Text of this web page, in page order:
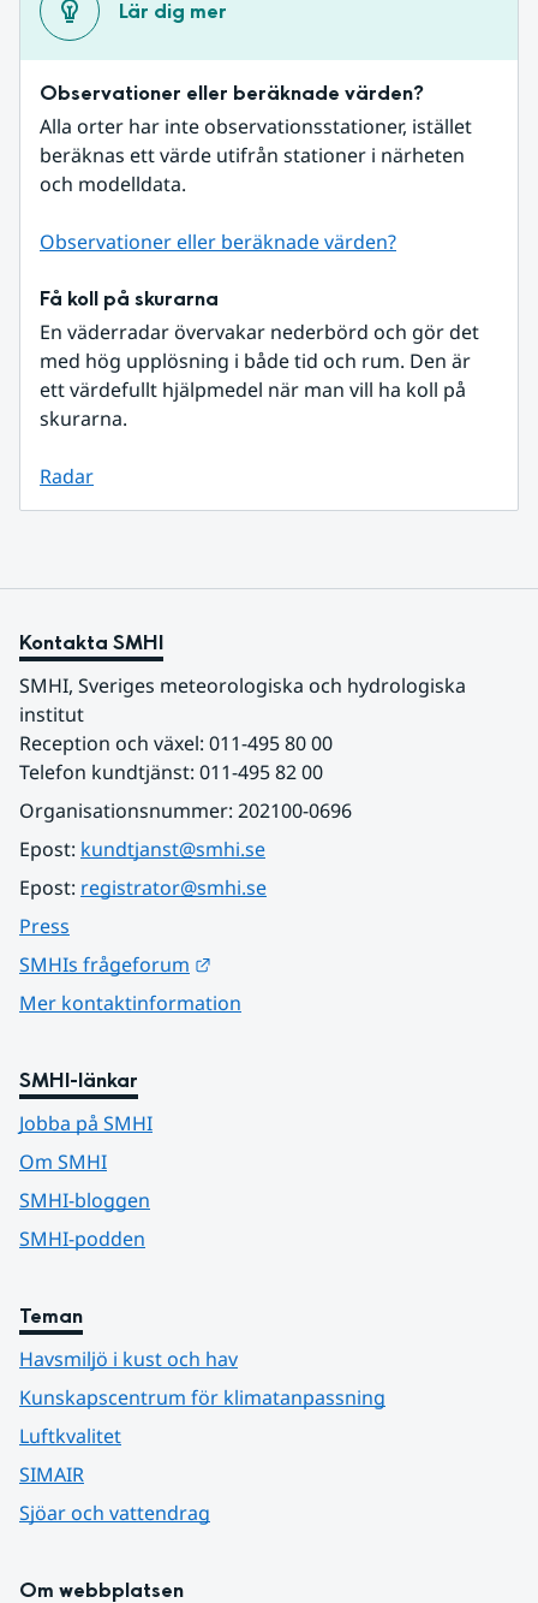
Lär dig mer
Observationer eller beräknade värden?
Alla orter har inte observationsstationer, istället
beräknas ett värde utifrån stationer i närheten
och modelldata.
Observationer eller beräknade värden?
Få koll på skurarna
En väderradar övervakar nederbörd och gör det
med hög upplösning i både tid och rum. Den är
ett värdefullt hjälpmedel när man vill ha koll på
skurarna.
Radar
Kontakta SMHI
SMHI, Sveriges meteorologiska och hydrologiska
institut
Reception och växel: 011-495 80 00
Telefon kundtjänst: 011-495 82 00
Organisationsnummer: 202100-0696
Epost: kundtjanst@smhi.se
Epost: registrator@smhi.se
Press
SMHIs frågeforum
Mer kontaktinformation
SMHI-länkar
Jobba på SMHI
Om SMHI
SMHI-bloggen
SMHI-podden
Teman
Havsmiljö i kust och hav
Kunskapscentrum för klimatanpassning
Luftkvalitet
SIMAIR
Sjöar och vattendrag
Om webbplatsen